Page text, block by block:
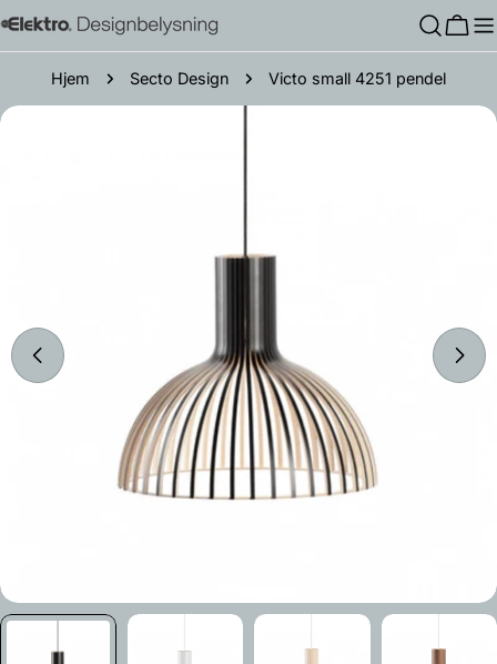
Hopp
innholdet
Hjem Secto Design Victo small 4251 pendel
Gå
media 6 i modal